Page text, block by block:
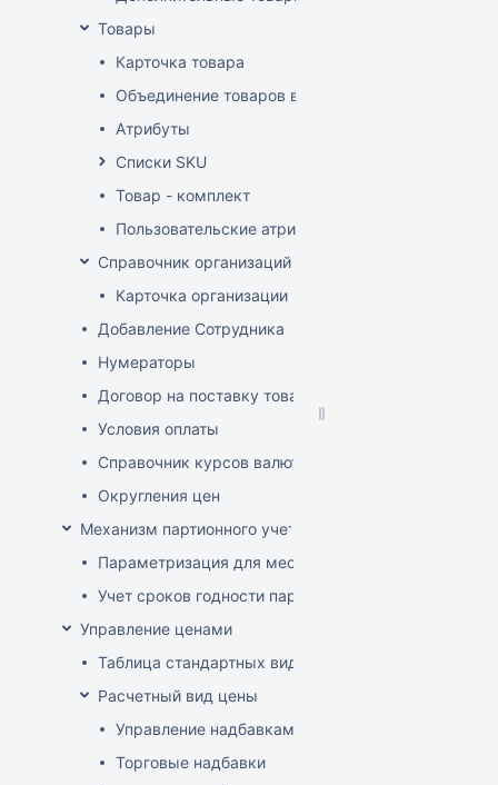
Товары
Карточка товара
Объединение товаров в один (Слияние товаров)
Атрибуты
Списки SKU
Товар - комплект
Пользовательские атрибуты
Справочник организаций
Карточка организации
Добавление Сотрудника
Нумераторы
Договор на поставку товаров (форма)
Условия оплаты
Справочник курсов валют
Округления цен
Механизм партионного учета
Параметризация для места хранения механизма
Учет сроков годности партий
Управление ценами
Таблица стандартных видов цен
Расчетный вид цены
Управление надбавками
Торговые надбавки